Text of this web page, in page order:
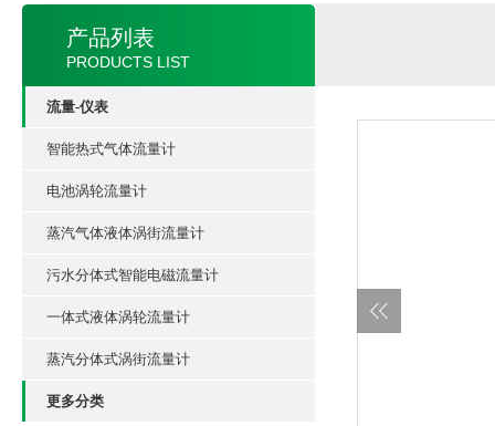
产品列表
PRODUCTS LIST
流量-仪表
智能热式气体流量计
电池涡轮流量计
蒸汽气体液体涡街流量计
污水分体式智能电磁流量计
一体式液体涡轮流量计
蒸汽分体式涡街流量计
更多分类